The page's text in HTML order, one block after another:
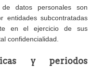
datos personales son
entidades subcontratadas
en el ejercicio de sus
confidencialidad.
y periodos